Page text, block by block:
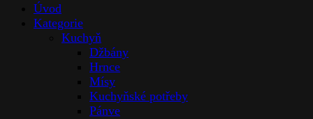
Úvod
Kategorie
Kuchyň
Džbány
Hrnce
Mísy
Kuchyňské potřeby
Pánve